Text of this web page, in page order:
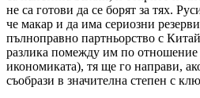
не са готови да се борят за тях.
че макар и да има сериозни
пълноправно партньорство с
разлика помежду им по отношение
икономиката), тя ще го направи,
съобрази в значителна степен с